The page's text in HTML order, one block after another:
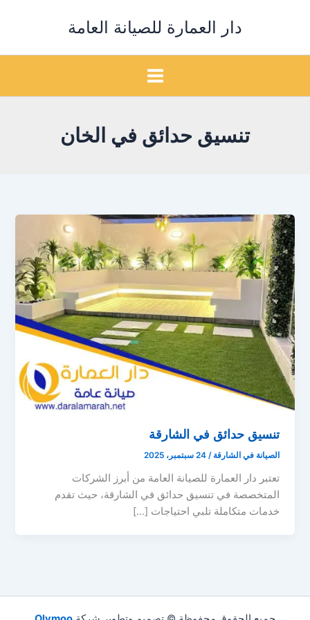
دار العمارة للصيانة العامة
تنسيق حدائق في الخان
تنسيق حدائق في الشارقة
الصيانة في الشارقة /24 سبتمبر، 2025
تعتبر دار العمارة للصيانة العامة من أبرز الشركات
المتخصصة في تنسيق حدائق في الشارقة، حيث تقدم
خدمات متكاملة تلبي احتياجات […]